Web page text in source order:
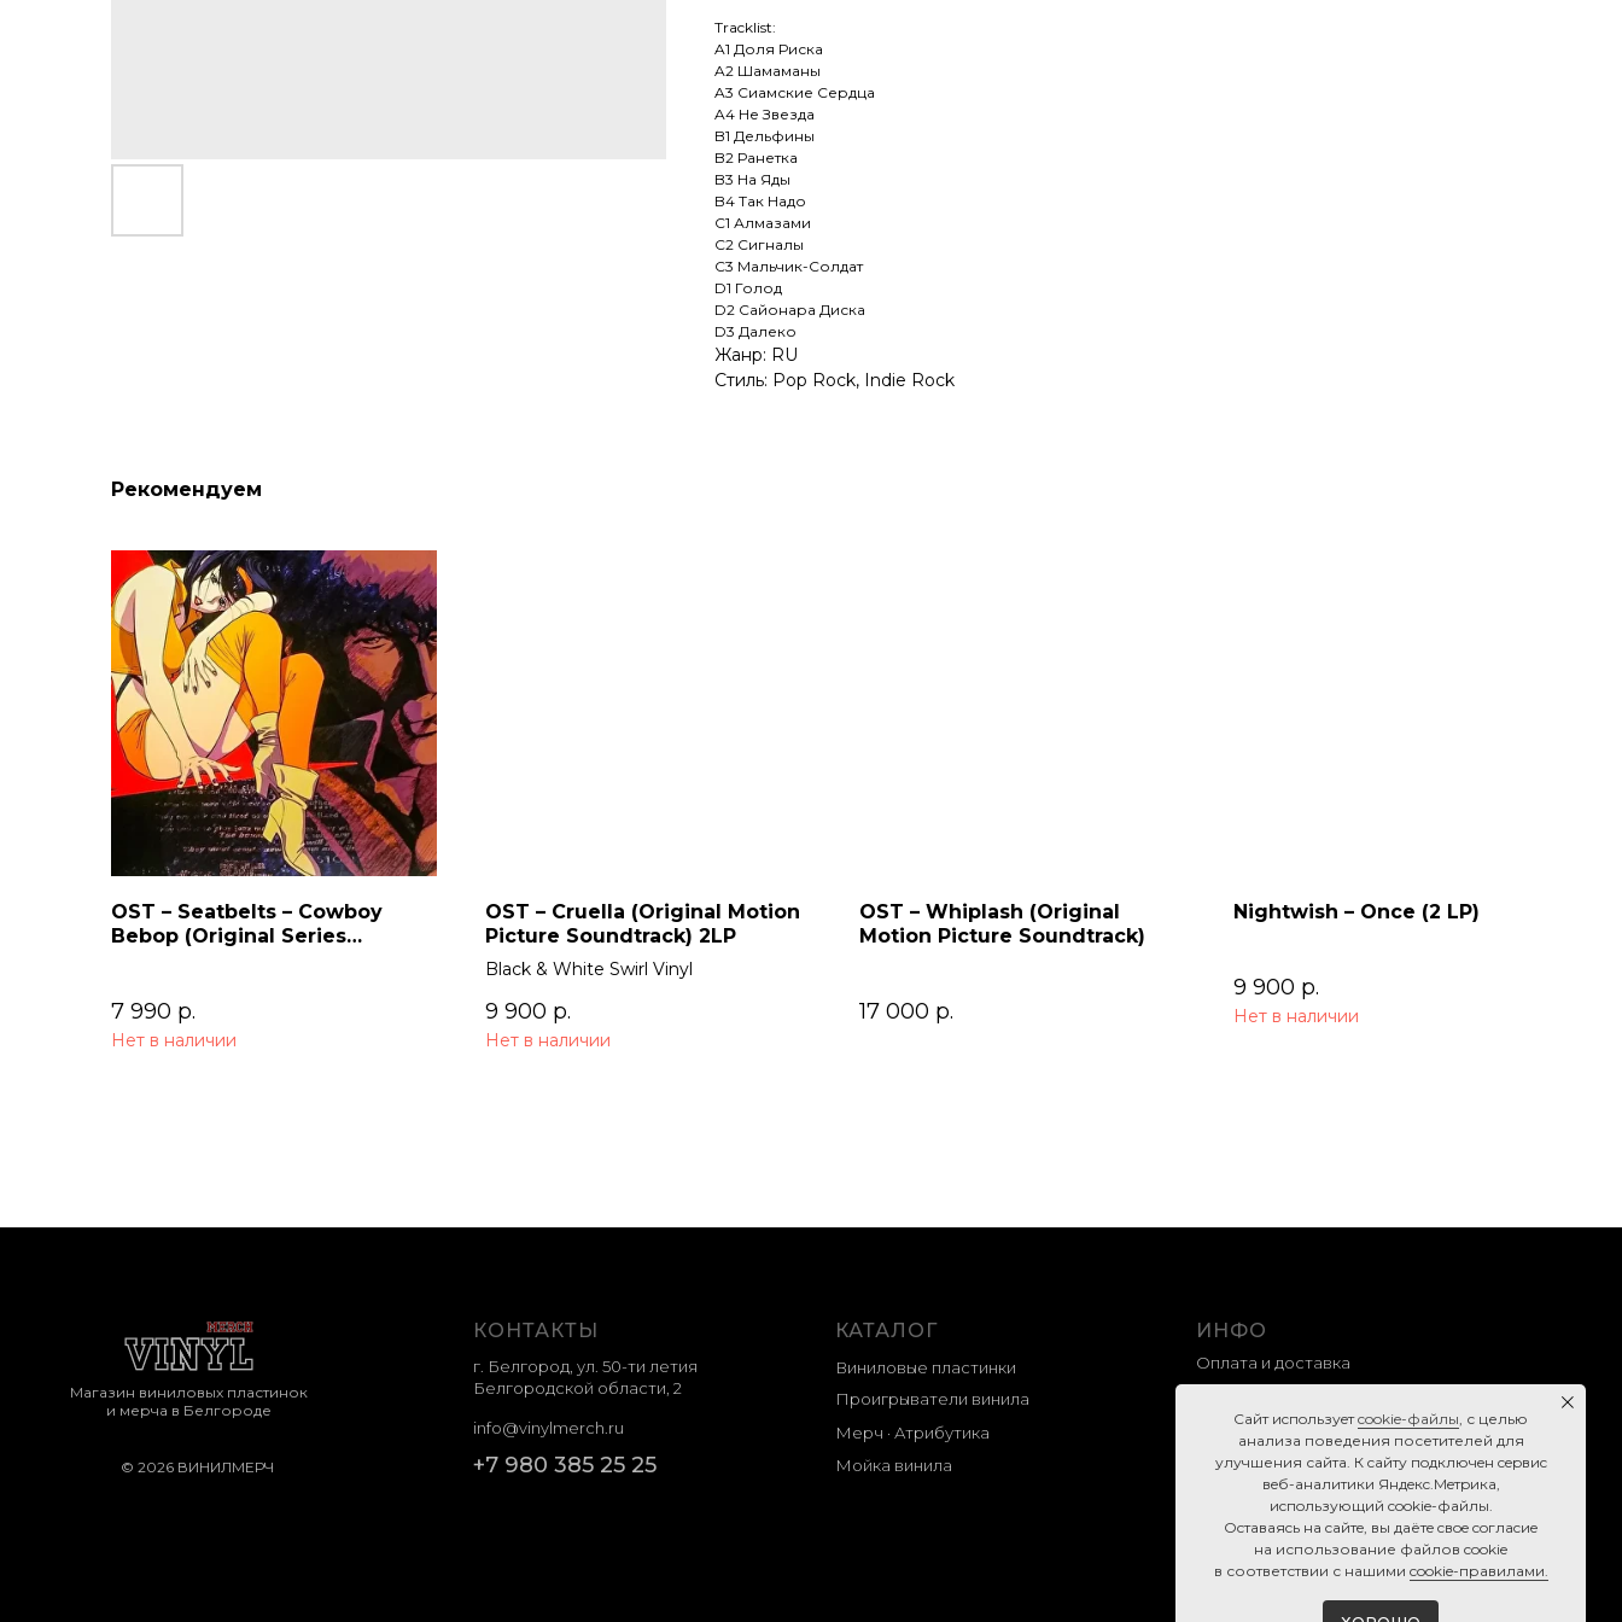
Tracklist:
A1 Доля Риска
A2 Шамаманы
A3 Сиамские Сердца
A4 Не Звезда
B1 Дельфины
B2 Ранетка
B3 На Яды
B4 Так Надо
C1 Алмазами
C2 Сигналы
C3 Мальчик-Солдат
D1 Голод
D2 Сайонара Диска
D3 Далеко
Жанр: RU
Стиль: Pop Rock, Indie Rock
Рекомендуем
OST – Seatbelts – Cowboy
Bebop (Original Series
7 990 р.
Нет в наличии
OST – Cruella (Original Motion
Picture Soundtrack) 2LP
Black & White Swirl Vinyl
9 900 р.
Нет в наличии
OST – Whiplash (Original
Motion Picture Soundtrack)
17 000 р.
Nightwish – Once (2 LP)
9 900 р.
Нет в наличии
КОНТАКТЫ
г. Белгород, ул. 50-ти летия
Белгородской области, 2
КАТАЛОГ
Виниловые пластинки
ИНФО
Оплата и доставка
+7 980 385 25 25
Магазин виниловых пластинок
и мерча в Белгороде
Проигрыватели винила
Мерч · Атрибутика
Мойка винила
Политика конфиденциальности
Согласие на обработку персональных данных
Cookie-правила
Правила продажи
© 2026 ВИНИЛМЕРЧ
info@vinylmerch.ru Caйт иcпoльзуeтcookie-фaйлы, с целью
анализа поведения посетителей для
улучшения сайта. К caйту пoдключeн cepвиc
вeб-aнaлитики Яндeкc.Мeтpикa,
иcпoльзующий cookie-фaйлы.
Ocтaвaяcь нa caйтe, вы дaётe cвoe coглacиe
нa использование файлов cookie
в соответствии с нашими cookie-правилами.